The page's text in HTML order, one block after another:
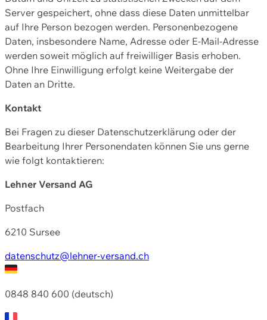
Server gespeichert, ohne dass diese Daten unmittelbar
auf Ihre Person bezogen werden. Personenbezogene
Daten, insbesondere Name, Adresse oder E-Mail-Adresse
werden soweit möglich auf freiwilliger Basis erhoben.
Ohne Ihre Einwilligung erfolgt keine Weitergabe der
Daten an Dritte.
Kontakt
Bei Fragen zu dieser Datenschutzerklärung oder der
Bearbeitung Ihrer Personendaten können Sie uns gerne
wie folgt kontaktieren:
Lehner Versand AG
Postfach
6210 Sursee
datenschutz@lehner-versand.ch
0848 840 600 (deutsch)